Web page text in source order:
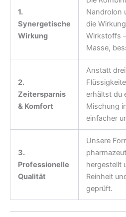
1.
Synergetische
Wirkung
Nandrolon
die
Wirkstoffs
Masse,
2.
Zeitersparnis
& Komfort
Anstatt
erhältst du
Mischung
einfacher
3.
Professionelle
Qualität
Unsere
hergestellt
Reinheit
geprüft.